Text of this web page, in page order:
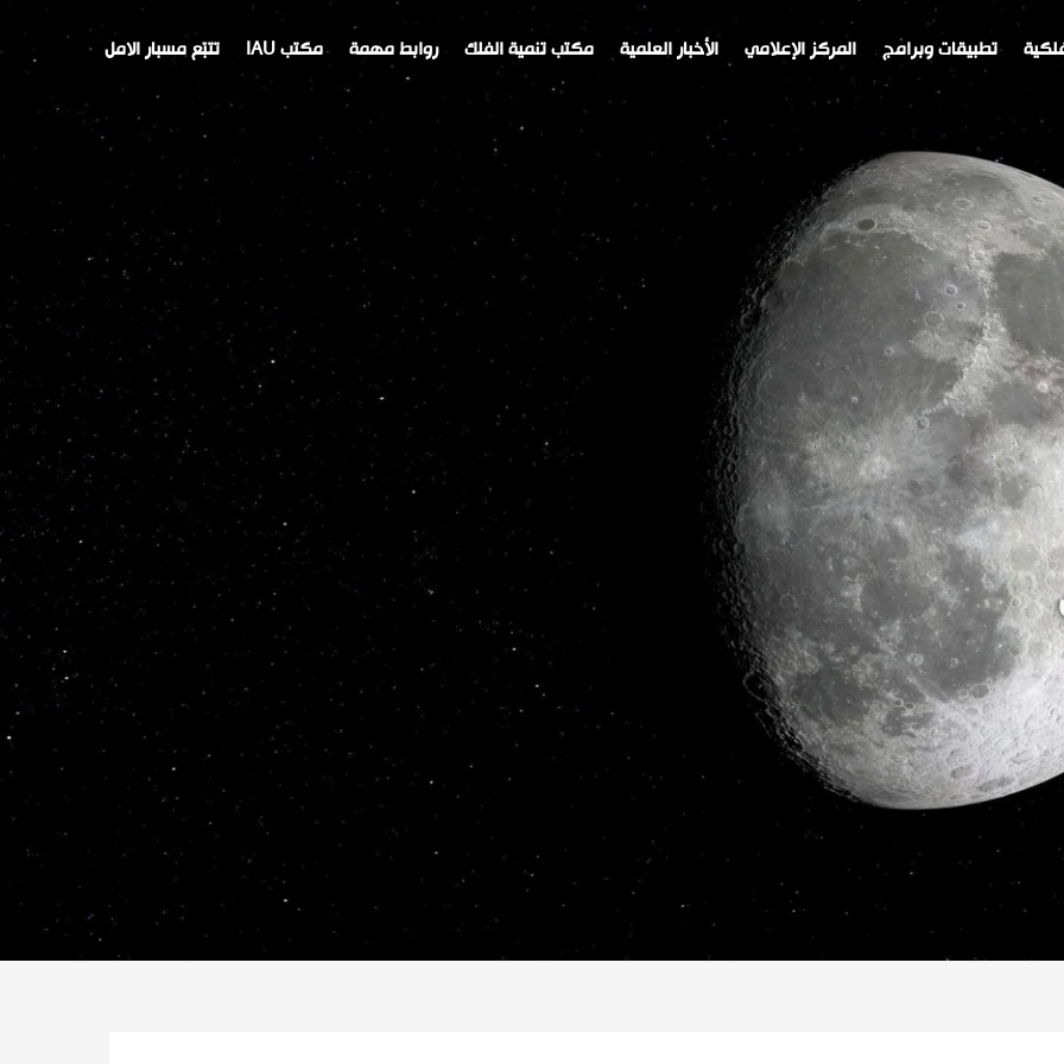
تطبيقات وبرامج المركز الإعلامي الأخبار العلمية مكتب تنمية الفلك روابط مهمة مكتب IAU
تتبّع مسبار الامل